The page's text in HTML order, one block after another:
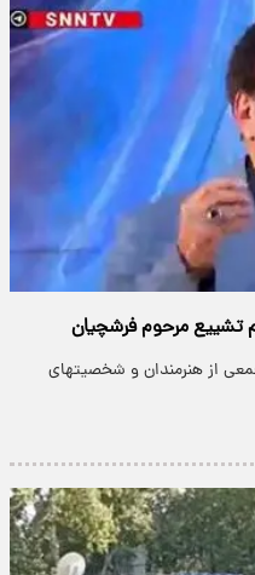
تشییع مرحوم فرشچیان
از هنرمندان و شخصیتهای